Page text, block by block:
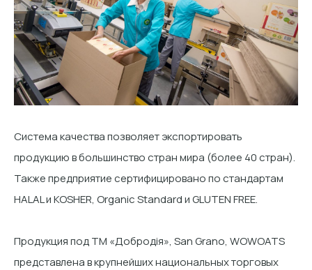
Система качества позволяет экспортировать
продукцию в большинство стран мира (более 40 стран).
Также предприятие сертифицировано по стандартам
HALAL и KOSHER, Organic Standard и GLUTEN FREE.
Продукция под ТМ «Добродія», San Grano, WOWOATS
представлена в крупнейших национальных торговых